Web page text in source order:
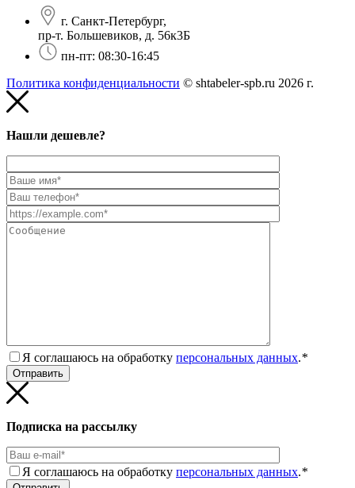
г. Санкт-Петербург,
пр-т. Большевиков, д. 56к3Б
пн-пт: 08:30-16:45
Политика конфиденциальности © shtabeler-spb.ru 2026 г.
Нашли дешевле?
Я соглашаюсь на обработку персональных данных.*
Подписка на рассылку
Я соглашаюсь на обработку персональных данных.*